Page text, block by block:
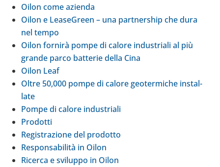
Oilon come azienda
Oilon e Lea­se­Green – una part­ner­ship che dura
nel tempo
Oilon fornirà pompe di calore indu­striali al più
grande parco bat­te­rie della Cina
Oilon Leaf
Oltre 50,000 pompe di calore geo­ter­mi­che instal­
late
Pompe di calore indu­striali
Pro­dotti
Regi­stra­zione del pro­dotto
Responsabilità in Oilon
Ricerca e svi­luppo in Oilon